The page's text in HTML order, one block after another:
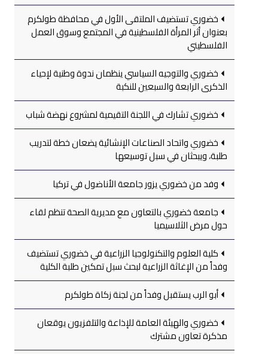
خضوري تستضيف الملتقى الأول في محافظة طولكرم
بعنوان أثر المرأة الفلسطينية في المجتمع وسوق العمل
الفلسطيني
خضوري والتوجيه السياسي ينظمان ندوة وطنية لإحياء
الذكرى الرابعة والسبعين للنكبة
خضوري تشارك في اللجنة التقيمية لمشروع نهضة شباب
خضوري واتحاد الصناعات الإنشائية يضعان خطة لتدريب
طلبة، ويبحثان في سبل توسيعها
وفد من خضوري يزور جامعة الأناضول في تركيا
جامعة خضوري بالتعاون مع مديرية الصحة تنظم لقاء
حول مرض الثلاسيميا
كلية العلوم والتكنولوجيا الزراعية في خضوري تستضيف
وفداً من الإغاثة الزراعية لبحث سبل تمكين طلبة الكلية
أبو الرب يستقبل وفداً من لجنة زكاة طولكرم
خضوري والهيئة العامة للإذاعة والتلفزيون يوقعان
مذكرة تعاون مشترك